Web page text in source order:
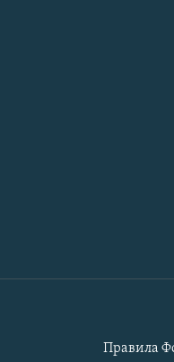
Правила